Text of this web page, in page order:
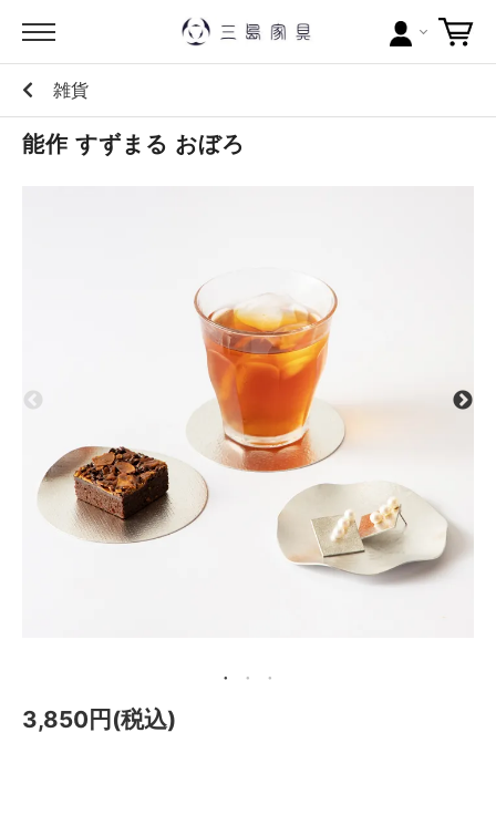
カテゴリー
ブランドから探す
ラッピングについて
メールマガジン
雑貨
能作 すずまる おぼろ
3,850円(税込)